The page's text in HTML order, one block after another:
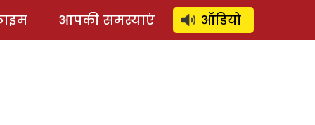
लॉग इन ⚲ SUBSCRIBE
आपकी समस्याएं ऑडियो